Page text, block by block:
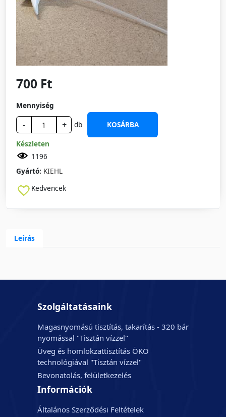
700 Ft
Mennyiség
- + db
KOSÁRBA
Készleten
1196
Gyártó: KIEHL
Kedvencek
Leírás
Szolgáltatásaink
Magasnyomású tisztítás, takarítás - 320 bár
nyomással "Tisztán vízzel"
Üveg és homlokzattisztítás ÖKO
technológiával "Tisztán vízzel"
Bevonatolás, felületkezelés
Információk
Általános Szerződési Feltételek